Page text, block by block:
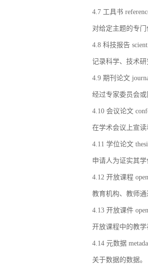
4.7 工具书
对给定主题的专
4.8 科技报告
记录科学、技术
4.9 期刊论文
经过专家委员会
4.10 会议论文
在学术会议上宣
4.11 学位论文
申请人为证实其
4.12 开放课程
教育机构、教师
4.13 开放课件
开放课程中的教
4.14 元数据
关于数据的数据。